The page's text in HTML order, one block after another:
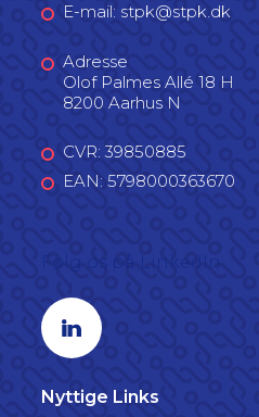
E-mail: stpk@stpk.dk
Adresse
Olof Palmes Allé 18 H
8200 Aarhus N
CVR: 39850885
EAN: 5798000363670
Linkedin profil
Nyttige Links